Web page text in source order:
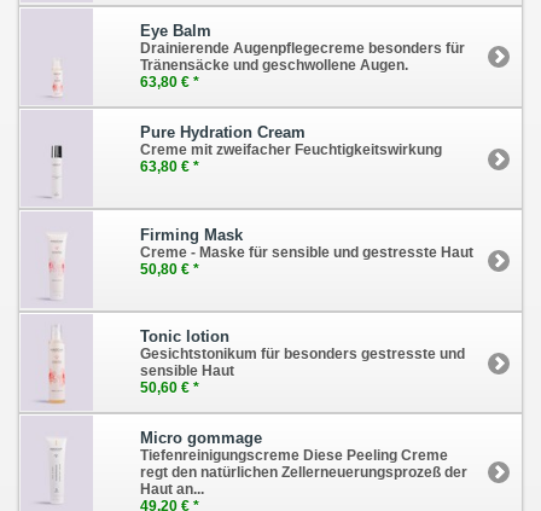
Eye Balm
Drainierende Augenpflegecreme besonders für
Tränensäcke und geschwollene Augen.
63,80 € *
Pure Hydration Cream
Creme mit zweifacher Feuchtigkeitswirkung
63,80 € *
Firming Mask
Creme - Maske für sensible und gestresste Haut
50,80 € *
Tonic lotion
Gesichtstonikum für besonders gestresste und
sensible Haut
50,60 € *
Micro gommage
Tiefenreinigungscreme Diese Peeling Creme
regt den natürlichen Zellerneuerungsprozeß der
Haut an...
49,20 € *